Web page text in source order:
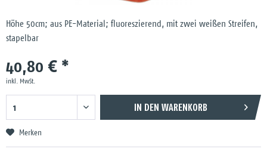
Höhe 50cm; aus PE-Material; fluoreszierend, mit zwei weißen Streifen,
stapelbar
40,80 € *
inkl. MwSt.
IN DEN WARENKORB
Merken